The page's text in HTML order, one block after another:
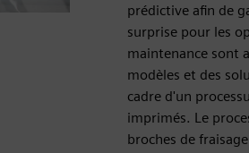
prédictive afin de
surprise pour les
maintenance sont
modèles et des
cadre d'un
imprimés. Le
broches de